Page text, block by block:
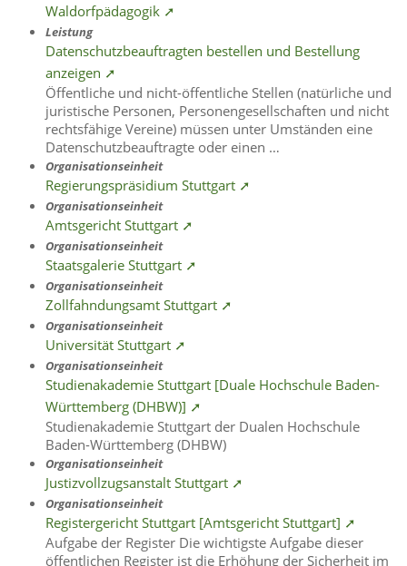
Waldorfpädagogik ➚
Leistung
Datenschutzbeauftragten bestellen und Bestellung
anzeigen ➚
Öffentliche und nicht-öffentliche Stellen (natürliche und
juristische Personen, Personengesellschaften und nicht
rechtsfähige Vereine) müssen unter Umständen eine
Datenschutzbeauftragte oder einen …
Organisationseinheit
Regierungspräsidium Stuttgart ➚
Organisationseinheit
Amtsgericht Stuttgart ➚
Organisationseinheit
Staatsgalerie Stuttgart ➚
Organisationseinheit
Zollfahndungsamt Stuttgart ➚
Organisationseinheit
Universität Stuttgart ➚
Organisationseinheit
Studienakademie Stuttgart [Duale Hochschule Baden-
Württemberg (DHBW)] ➚
Studienakademie Stuttgart der Dualen Hochschule
Baden-Württemberg (DHBW)
Organisationseinheit
Justizvollzugsanstalt Stuttgart ➚
Organisationseinheit
Registergericht Stuttgart [Amtsgericht Stuttgart] ➚
Aufgabe der Register Die wichtigste Aufgabe dieser
öffentlichen Register ist die Erhöhung der Sicherheit im